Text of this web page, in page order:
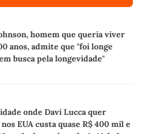
homem que queria viver
anos, admite que "foi longe
busca pela longevidade"
onde Davi Lucca quer
EUA custa quase R$ 400 mil e